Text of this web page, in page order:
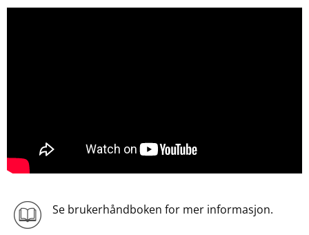
Se brukerhåndboken for mer informasjon.